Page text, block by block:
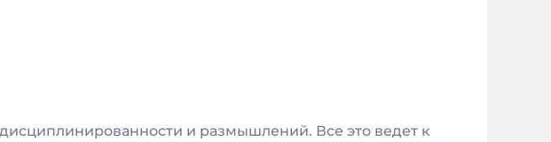
и размышлений. Все это ведет к